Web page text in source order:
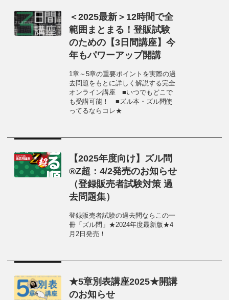
＜2025最新＞12時間で全
範囲まとまる！登販試験
のための【3日間講座】今
年もパワーアップ開講
1章～5章の重要ポイントを実際の過
去問題をもとに詳しく解説する完全
オンライン講座 ■いつでもどこで
も受講可能！ ■ズル本・ズル問使
ってるならコレ★
【2025年度向け】ズル問
®Z超：4/2発売のお知らせ
（登録販売者試験対策 過
去問題集）
登録販売者試験の過去問ならこの一
冊「ズル問」★2024年度最新版★4
月2日発売！
★5章別表講座2025★開講
のお知らせ